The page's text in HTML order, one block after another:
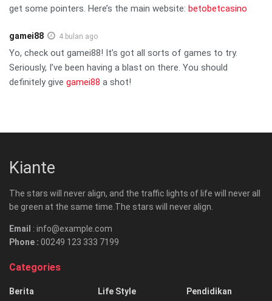
get some pointers. Here’s the main website: betobetcasino
gamei88 4 bulan ago
Yo, check out gamei88! It’s got all sorts of games to try.
Seriously, I’ve been having a blast on there. You should
definitely give gamei88 a shot!
Kiante
The stars will never align, and the traffic lights of life will never all
be green at the same time.The stars will never align.
Email : info@example.com
Phone : 00249 123 333 7199
Categories
Berita
Life Style
Pendidikan